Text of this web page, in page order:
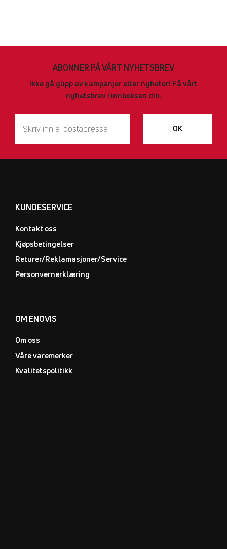
ABONNER PÅ VÅRT NYHETSBREV
Ikke gå glipp av kampanjer eller nyheter! Få vårt
nyhetsbrev i innboksen din.
OK
KUNDESERVICE
Kontakt oss
Kjøpsbetingelser
Returer/Reklamasjoner/Service
Personvernerklæring
OM ENOVIS
Om oss
Våre varemerker
Kvalitetspolitikk